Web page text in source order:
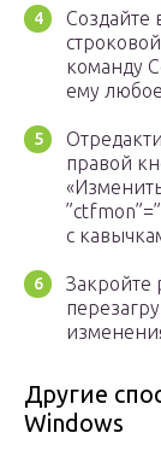
Создайте
команду
ему
правой
с
Закройте
Другие
Windows